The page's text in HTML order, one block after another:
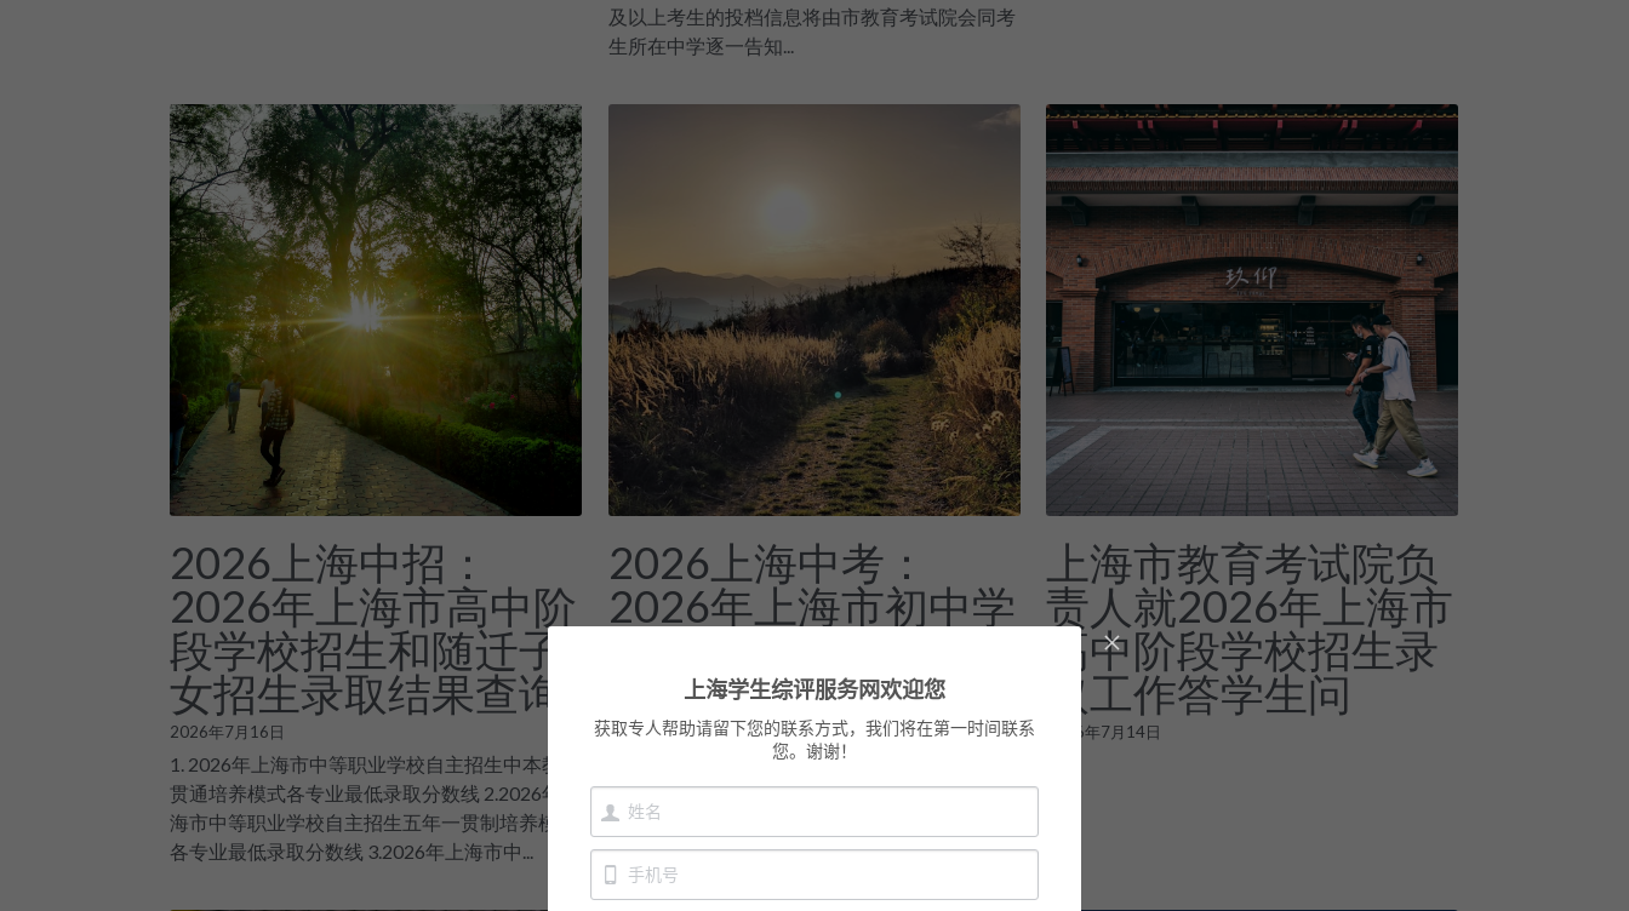
及以上考生的投档信息将由市教育考试院会同考
生所在中学逐一告知...
2026上海中招：
2026年上海市高中阶
段学校招生和随迁子
女招生录取结果查询
2026年7月16日
1. 2026年上海市中等职业学校自主招生中本教育
贯通培养模式各专业最低录取分数线 2.2026年上
海市中等职业学校自主招生五年一贯制培养模式
各专业最低录取分数线 3.2026年上海市中...
2026上海中考：
2026年上海市初中学
2026年7月14日
上海市高中阶段学校招生录取包括自主招生录
取、名额分配综合评价录取和统一招生录取三个
各类别招生最低投档控制分数线如下： 备注： 1.
高中...
上海市教育考试院负
责人就2026年上海市
高中阶段学校招生录
取工作答学生问
2026年7月14日
上海学生综评服务网欢迎您
获取专人帮助请留下您的联系方式，我们将在第一时间联系
您。谢谢！